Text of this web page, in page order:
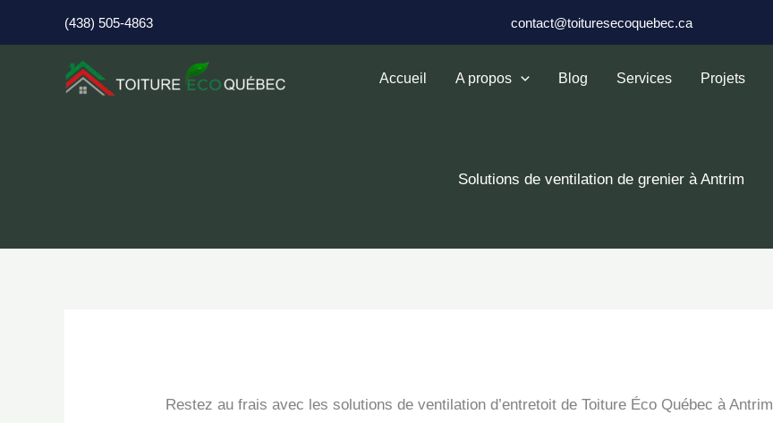
au
(438) 505-4863 contact@toituresecoquebec.ca
Accueil A propos Blog Services Projets
Solutions de ventilation de grenier à Antrim
Restez au frais avec les solutions de ventilation d’entretoit de Toiture Éco Québec à Antrim